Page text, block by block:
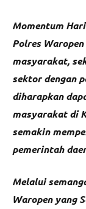
Momentum
Polres
masyarakat,
sektor dengan
diharapkan
masyarakat di
semakin
pemerintah
Melalui
Waropen yang